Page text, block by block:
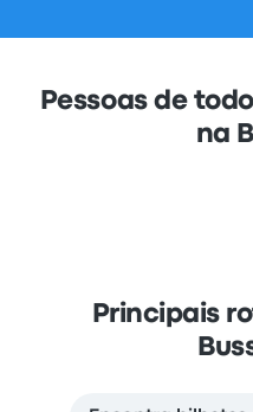
Pessoas de
na
Principais